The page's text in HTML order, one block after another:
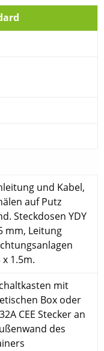
und Kabel,
auf Putz
Steckdosen YDY
mm, Leitung
x 1.5m.
mit
Box oder
CEE Stecker an
des